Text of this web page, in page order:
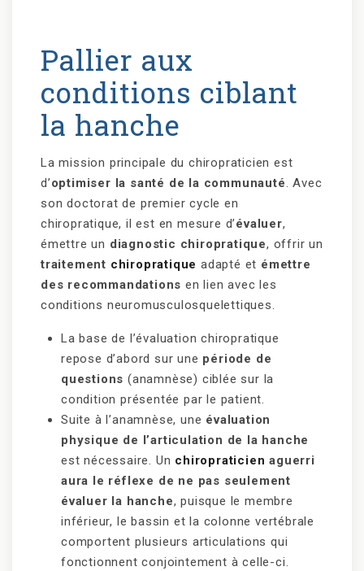
Pallier aux
conditions ciblant
la hanche
La mission principale du chiropraticien est
d’optimiser la santé de la communauté. Avec
son doctorat de premier cycle en
chiropratique, il est en mesure d’évaluer,
émettre un diagnostic chiropratique, offrir un
traitement chiropratique adapté et émettre
des recommandations en lien avec les
conditions neuromusculosquelettiques.
La base de l’évaluation chiropratique
repose d’abord sur une période de
questions (anamnèse) ciblée sur la
condition présentée par le patient.
Suite à l’anamnèse, une évaluation
physique de l’articulation de la hanche
est nécessaire. Un chiropraticien aguerri
aura le réflexe de ne pas seulement
évaluer la hanche, puisque le membre
inférieur, le bassin et la colonne vertébrale
comportent plusieurs articulations qui
fonctionnent conjointement à celle-ci.